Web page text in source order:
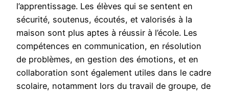
l’apprentissage. Les élèves qui se sentent en
sécurité, soutenus, écoutés, et valorisés à la
maison sont plus aptes à réussir à l’école. Les
compétences en communication, en résolution
de problèmes, en gestion des émotions, et en
collaboration sont également utiles dans le cadre
scolaire, notamment lors du travail de groupe, de